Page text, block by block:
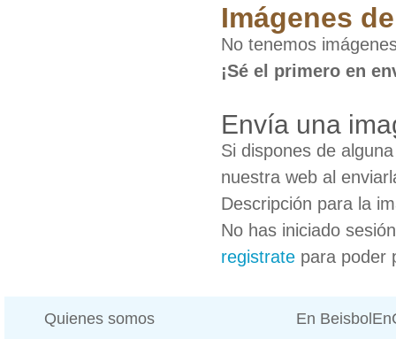
Imágenes
No tenemos
¡Sé el primero en
Envía una
Si dispones de
nuestra web al
Descripción para la
No has iniciado
registrate para poder
Quienes somos En